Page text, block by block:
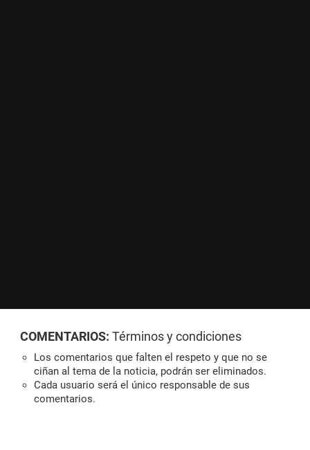
COMENTARIOS: Términos y condiciones
Los comentarios que falten el respeto y que no se
ciñan al tema de la noticia, podrán ser eliminados.
Cada usuario será el único responsable de sus
comentarios.